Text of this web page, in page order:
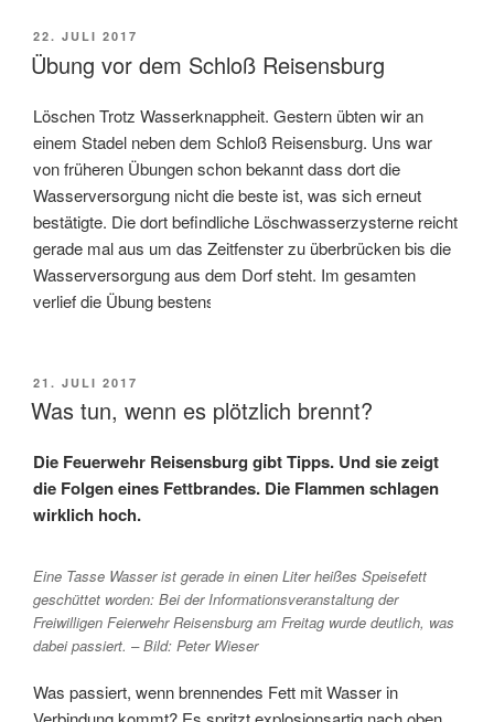
VERÖFFENTLICHT
AM
22. JULI 2017
Übung vor dem Schloß Reisensburg
Löschen Trotz Wasserknappheit. Gestern übten wir an
einem Stadel neben dem Schloß Reisensburg. Uns war
von früheren Übungen schon bekannt dass dort die
Wasserversorgung nicht die beste ist, was sich erneut
bestätigte. Die dort befindliche Löschwasserzysterne reicht
gerade mal aus um das Zeitfenster zu überbrücken bis die
Wasserversorgung aus dem Dorf steht. Im gesamten
verlief die Übung bestens.
VERÖFFENTLICHT
AM
21. JULI 2017
Was tun, wenn es plötzlich brennt?
Die Feuerwehr Reisensburg gibt Tipps. Und sie zeigt
die Folgen eines Fettbrandes. Die Flammen schlagen
wirklich hoch.
Eine Tasse Wasser ist gerade in einen Liter heißes Speisefett
geschüttet worden: Bei der Informationsveranstaltung der
Freiwilligen Feierwehr Reisensburg am Freitag wurde deutlich, was
dabei passiert. – Bild: Peter Wieser
Was passiert, wenn brennendes Fett mit Wasser in